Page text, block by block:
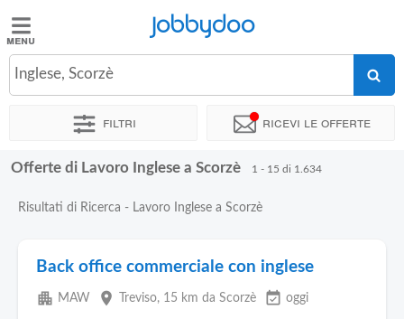
Jobbydoo
Offerte
Stipendi
Blog
Jobbydoo
Inglese, Scorzè
Filtri Ricevi le offerte
Offerte di Lavoro Inglese a Scorzè 1 - 15 di 1.634
Risultati di Ricerca - Lavoro Inglese a Scorzè
Back office commerciale con inglese
apartment MAW place Treviso, 15 km da Scorzè event_available oggi